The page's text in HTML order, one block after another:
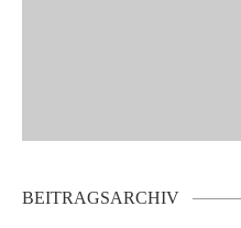
BEITRAGSARCHIV